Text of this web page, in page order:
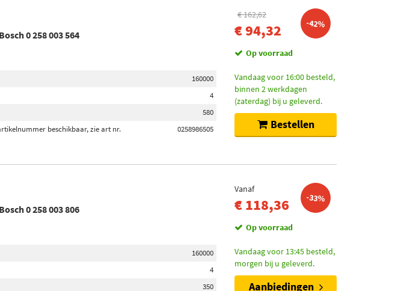
0 258 003 564
160000
4
580
beschikbaar, zie art nr.
0258986505
€ 162,62
€ 94,32 -42%
Op voorraad
Vandaag voor 16:00 besteld,
binnen 2 werkdagen
(zaterdag) bij u geleverd.
Bestellen
0 258 003 806
160000
4
350
Vanaf
€ 118,36 -33%
Op voorraad
Vandaag voor 13:45 besteld,
morgen bij u geleverd.
Aanbiedingen